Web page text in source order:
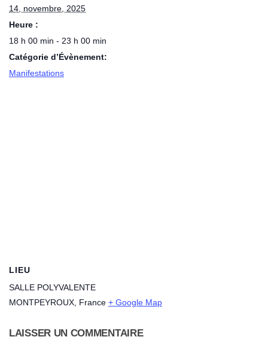
14, novembre, 2025
Heure :
18 h 00 min - 23 h 00 min
Catégorie d’Évènement:
Manifestations
LIEU
SALLE POLYVALENTE
MONTPEYROUX France + Google Map
LAISSER UN COMMENTAIRE